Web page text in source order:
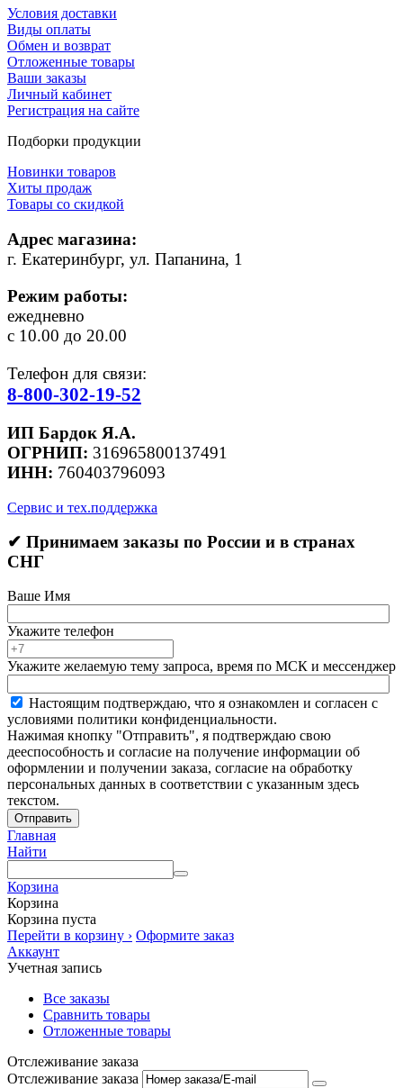
Условия доставки
Виды оплаты
Обмен и возврат
Отложенные товары
Ваши заказы
Личный кабинет
Регистрация на сайте
Подборки продукции
Новинки товаров
Хиты продаж
Товары со скидкой
Адрес магазина:
г. Екатеринбург, ул. Папанина, 1
Режим работы:
ежедневно
с 10.00 до 20.00
Телефон для связи:
8-800-302-19-52
ИП Бардок Я.А.
ОГРНИП: 316965800137491
ИНН: 760403796093
Сервис и тех.поддержка
✔ Принимаем заказы по России и в странах
СНГ
Ваше Имя
Укажите телефон
Укажите желаемую тему запроса, время по МСК и мессенджер
Настоящим подтверждаю, что я ознакомлен и согласен с
условиями политики конфиденциальности.
Нажимая кнопку "Отправить", я подтверждаю свою
дееспособность и согласие на получение информации об
оформлении и получении заказа, согласие на обработку
персональных данных в соответствии с указанным здесь
текстом.
Отправить
Главная
Найти
Корзина
Корзина
Корзина пуста
Перейти в корзину › Оформите заказ
Аккаунт
Учетная запись
Все заказы
Сравнить товары
Отложенные товары
Отслеживание заказа
Отслеживание заказа